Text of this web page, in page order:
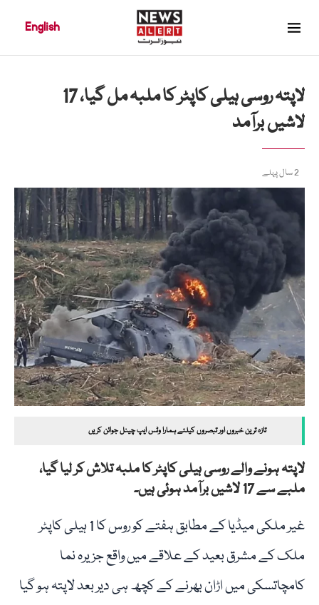
English
لاپتہ روسی ہیلی کاپٹر کا ملبہ مل گیا، 17
لاشیں برآمد
2 سال پہلے
تازہ ترین خبروں اور تبصروں کیلئے ہمارا وٹس ایپ چینل جوائن کریں
لاپتہ ہونے والے روسی ہیلی کاپٹر کا ملبہ تلاش کر لیا گیا،
ملبے سے 17 لاشیں برآمد ہوئی ہیں۔
غیر ملکی میڈیا کے مطابق ہفتے کو روس کا 1 ہیلی کاپٹر
ملک کے مشرق بعید کے علاقے میں واقع جزیرہ نما
کامچاتسکی میں اڑان بھرنے کے کچھ ہی دیر بعد لاپتہ ہو گیا